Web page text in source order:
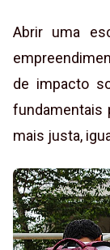
Abrir uma
de impacto
fundamentais
mais justa,